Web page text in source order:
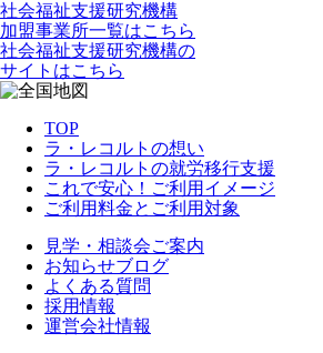
社会福祉支援研究機構
加盟事業所一覧はこちら
社会福祉支援研究機構の
サイトはこちら
TOP
ラ・レコルトの想い
ラ・レコルトの就労移行支援
これで安心！ご利用イメージ
ご利用料金とご利用対象
見学・相談会ご案内
お知らせブログ
よくある質問
採用情報
運営会社情報